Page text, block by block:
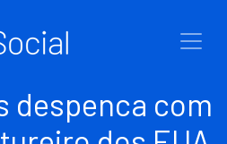
despenca com